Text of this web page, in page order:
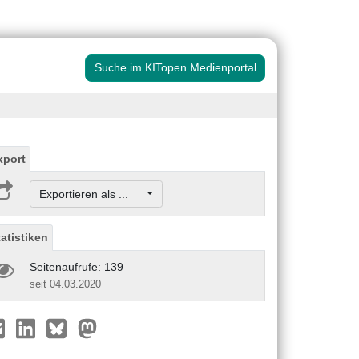
Suche im KITopen Medienportal
Exportieren als ...
Seitenaufrufe: 139
seit 04.03.2020